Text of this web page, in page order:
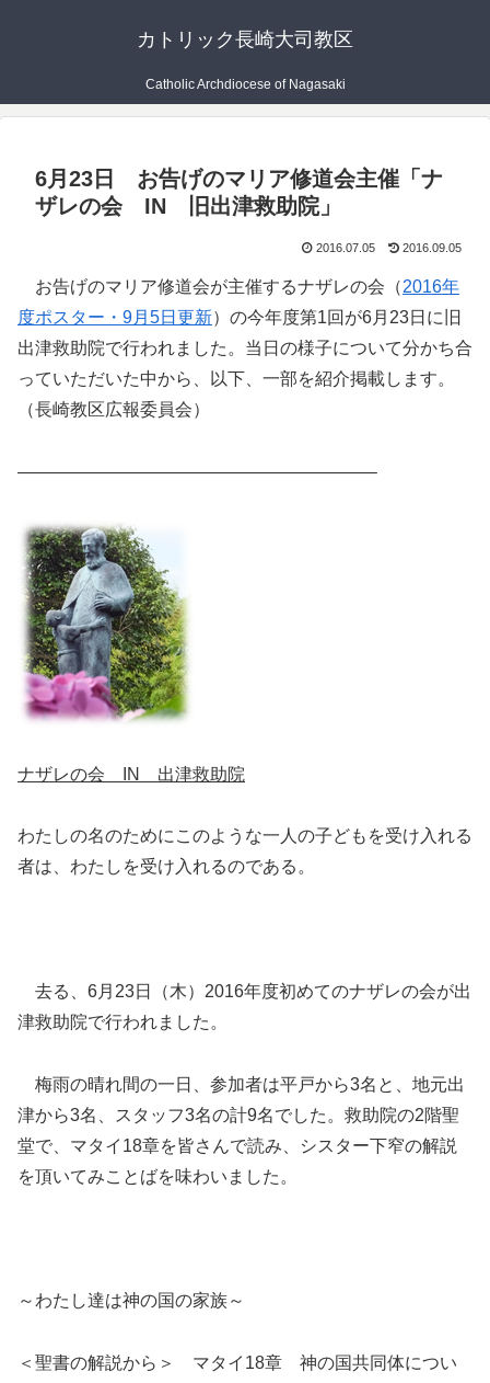
カトリック長崎大司教区
Catholic Archdiocese of Nagasaki
6月23日 お告げのマリア修道会主催「ナ
ザレの会 IN 旧出津救助院」
2016.07.05 2016.09.05
お告げのマリア修道会が主催するナザレの会（2016年
度ポスター・9月5日更新）の今年度第1回が6月23日に旧
出津救助院で行われました。当日の様子について分かち合
っていただいた中から、以下、一部を紹介掲載します。
（長崎教区広報委員会）
————————————————————–
ナザレの会 IN 出津救助院
わたしの名のためにこのような一人の子どもを受け入れる
者は、わたしを受け入れるのである。
去る、6月23日（木）2016年度初めてのナザレの会が出
津救助院で行われました。
梅雨の晴れ間の一日、参加者は平戸から3名と、地元出
津から3名、スタッフ3名の計9名でした。救助院の2階聖
堂で、マタイ18章を皆さんで読み、シスター下窄の解説
を頂いてみことばを味わいました。
～わたし達は神の国の家族～
＜聖書の解説から＞ マタイ18章 神の国共同体につい